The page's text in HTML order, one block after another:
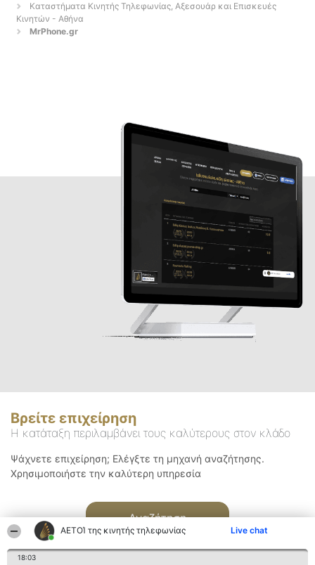
ΑΕΤΟΊ της κινητής τηλεφωνίας Live chat
18:03
Καταστήματα Κινητής Τηλεφωνίας, Αξεσουάρ και Επισκευές
Κινητών - Αθήνα
MrPhone.gr
Βρείτε επιχείρηση
Η κατάταξη περιλαμβάνει τους καλύτερους στον κλάδο
Ψάχνετε επιχείρηση; Ελέγξτε τη μηχανή αναζήτησης.
Χρησιμοποιήστε την καλύτερη υπηρεσία
Αναζήτηση